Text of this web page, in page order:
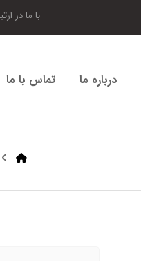
با ما در
درباره ما تماس با ما